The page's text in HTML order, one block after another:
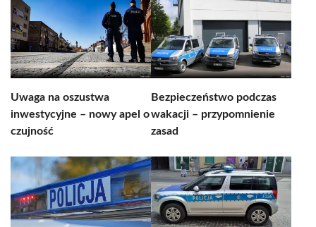
Uwaga na oszustwa
inwestycyjne – nowy apel o
czujność
Bezpieczeństwo podczas
wakacji – przypomnienie
zasad